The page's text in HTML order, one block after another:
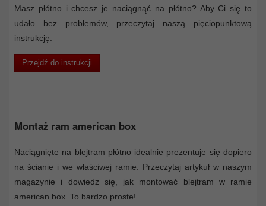
Masz płótno i chcesz je naciągnąć na płótno? Aby Ci się to
udało bez problemów, przeczytaj naszą pięciopunktową
instrukcję.
Przejdź do instrukcji
Montaż ram american box
Naciągnięte na blejtram płótno idealnie prezentuje się dopiero
na ścianie i we właściwej ramie. Przeczytaj artykuł w naszym
magazynie i dowiedz się, jak montować blejtram w ramie
american box. To bardzo proste!